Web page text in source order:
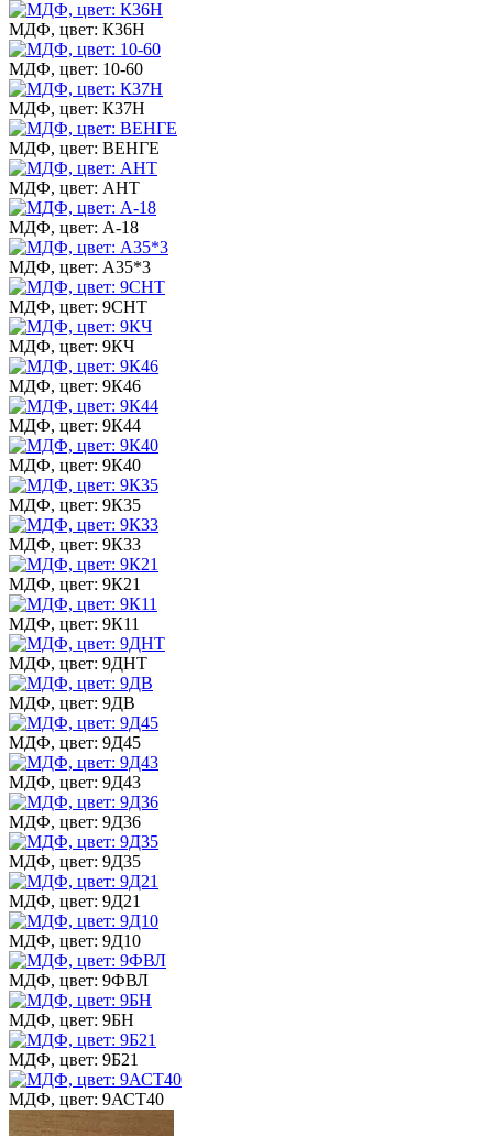
МДФ, цвет: К36Н
МДФ, цвет: 10-60
МДФ, цвет: К37Н
МДФ, цвет: ВЕНГЕ
МДФ, цвет: АНТ
МДФ, цвет: А-18
МДФ, цвет: А35*3
МДФ, цвет: 9СНТ
МДФ, цвет: 9КЧ
МДФ, цвет: 9К46
МДФ, цвет: 9К44
МДФ, цвет: 9К40
МДФ, цвет: 9К35
МДФ, цвет: 9К33
МДФ, цвет: 9К21
МДФ, цвет: 9К11
МДФ, цвет: 9ДНТ
МДФ, цвет: 9ДВ
МДФ, цвет: 9Д45
МДФ, цвет: 9Д43
МДФ, цвет: 9Д36
МДФ, цвет: 9Д35
МДФ, цвет: 9Д21
МДФ, цвет: 9Д10
МДФ, цвет: 9ФВЛ
МДФ, цвет: 9БН
МДФ, цвет: 9Б21
МДФ, цвет: 9АСТ40